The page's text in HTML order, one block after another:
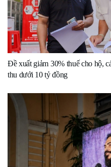
Đề xuất giảm 30% thuế cho hộ,
thu dưới 10 tỷ đồng